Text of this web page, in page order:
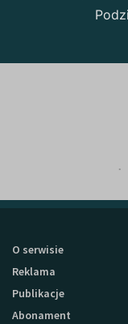
O serwisie
Reklama
Publikacje
Abonament